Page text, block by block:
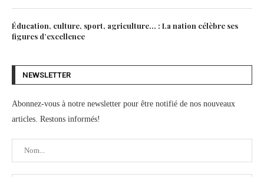
Éducation, culture, sport, agriculture… : La nation célèbre ses
figures d’excellence
NEWSLETTER
Abonnez-vous à notre newsletter pour être notifié de nos nouveaux
articles. Restons informés!